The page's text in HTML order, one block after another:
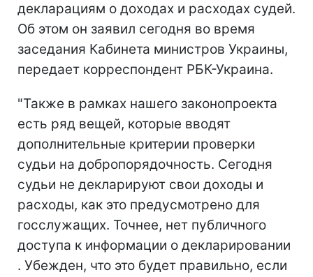
декларациям о доходах и расходах судей.
Об этом он заявил сегодня во время
заседания Кабинета министров Украины,
передает корреспондент РБК-Украина.
"Также в рамках нашего законопроекта
есть ряд вещей, которые вводят
дополнительные критерии проверки
судьи на добропорядочность. Сегодня
судьи не декларируют свои доходы и
расходы, как это предусмотрено для
госслужащих. Точнее, нет публичного
доступа к информации о декларировании
. Убежден, что это будет правильно, если